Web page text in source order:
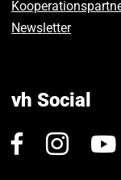
Newsletter
vh Social
Besuchen